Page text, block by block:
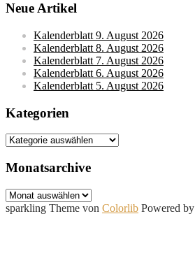
Neue Artikel
Kalenderblatt 9. August 2026
Kalenderblatt 8. August 2026
Kalenderblatt 7. August 2026
Kalenderblatt 6. August 2026
Kalenderblatt 5. August 2026
Kategorien
Kategorien
Monatsarchive
Monatsarchive
sparkling Theme von Colorlib Powered by